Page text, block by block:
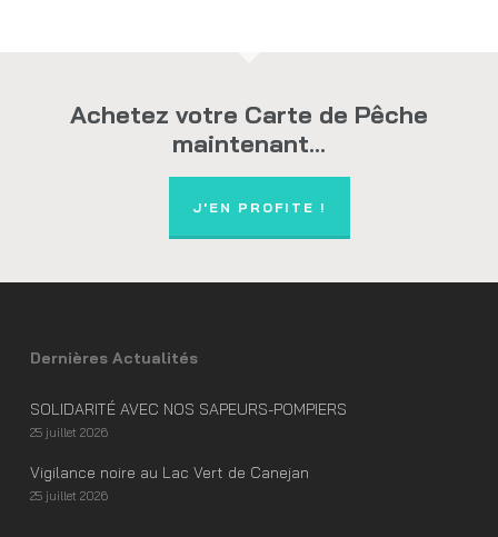
Achetez votre Carte de Pêche
maintenant...
J'EN PROFITE !
Dernières Actualités
SOLIDARITÉ AVEC NOS SAPEURS-POMPIERS
25 juillet 2026
Vigilance noire au Lac Vert de Canejan
25 juillet 2026